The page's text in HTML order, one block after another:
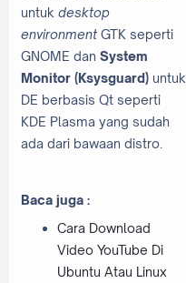
untuk desktop
environment GTK seperti
GNOME dan System
Monitor (Ksysguard) untuk
DE berbasis Qt seperti
KDE Plasma yang sudah
ada dari bawaan distro.
Baca juga :
Cara Download
Video YouTube Di
Ubuntu Atau Linux